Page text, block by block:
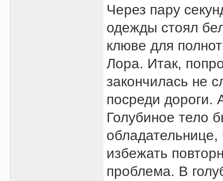
Через пару
одежды стоял
клюве для
Лора. Итак,
закончилась не
посреди дороги.
Голубиное тело
избежать
проблема. В